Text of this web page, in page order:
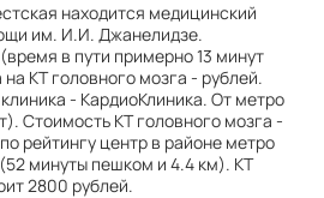
находится медицинский
им. И.И. Джанелидзе.
в пути примерно 13 минут
КТ головного мозга - рублей.
- КардиоКлиника. От метро
Стоимость КТ головного мозга -
рейтингу центр в районе метро
минуты пешком и 4.4 км). КТ
2800 рублей.